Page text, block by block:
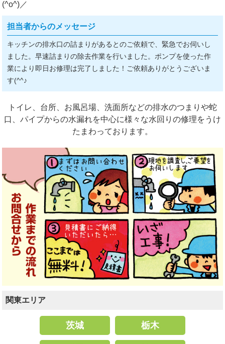
(^o^)／
担当者からのメッセージ
キッチンの排水口の詰まりがあるとのご依頼で、緊急でお伺いし
ました。早速詰まりの除去作業を行いました。ポンプを使った作
業により即日お修理は完了しました！ご依頼ありがとうございま
す(^^♪
トイレ、台所、お風呂場、洗面所などの排水のつまりや蛇
口、パイプからの水漏れを中心に様々な水回りの修理をうけ
たまわっております。
関東エリア
茨城 栃木